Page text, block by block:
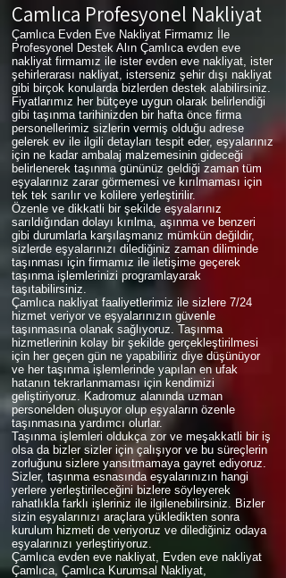
Çamlıca Profesyonel Nakliyat
Çamlıca Evden Eve Nakliyat Firmamız İle
Profesyonel Destek Alın Çamlıca evden eve
nakliyat firmamız ile ister evden eve nakliyat, ister
şehirlerarası nakliyat, isterseniz şehir dışı nakliyat
gibi birçok konularda bizlerden destek alabilirsiniz.
Fiyatlarımız her bütçeye uygun olarak belirlendiği
gibi taşınma tarihinizden bir hafta önce firma
personellerimiz sizlerin vermiş olduğu adrese
gelerek ev ile ilgili detayları tespit eder, eşyalarınız
için ne kadar ambalaj malzemesinin gideceği
belirlenerek taşınma gününüz geldiği zaman tüm
eşyalarınız zarar görmemesi ve kırılmaması için
tek tek sarılır ve kolilere yerleştirilir.
Özenle ve dikkatli bir şekilde eşyalarınız
sarıldığından dolayı kırılma, aşınma ve benzeri
gibi durumlarla karşılaşmanız mümkün değildir,
sizlerde eşyalarınızı dilediğiniz zaman diliminde
taşınması için firmamız ile iletişime geçerek
taşınma işlemlerinizi programlayarak
taşıtabilirsiniz.
Çamlıca nakliyat faaliyetlerimiz ile sizlere 7/24
hizmet veriyor ve eşyalarınızın güvenle
taşınmasına olanak sağlıyoruz. Taşınma
hizmetlerinin kolay bir şekilde gerçekleştirilmesi
için her geçen gün ne yapabiliriz diye düşünüyor
ve her taşınma işlemlerinde yapılan en ufak
hatanın tekrarlanmaması için kendimizi
geliştiriyoruz. Kadromuz alanında uzman
personelden oluşuyor olup eşyaların özenle
taşınmasına yardımcı olurlar.
Taşınma işlemleri oldukça zor ve meşakkatli bir iş
olsa da bizler sizler için çalışıyor ve bu süreçlerin
zorluğunu sizlere yansıtmamaya gayret ediyoruz.
Sizler, taşınma esnasında eşyalarınızın hangi
yerlere yerleştirileceğini bizlere söyleyerek
rahatlıkla farklı işleriniz ile ilgilenebilirsiniz. Bizler
sizin eşyalarınızı araçlara yükledikten sonra
kurulum hizmeti de veriyoruz ve dilediğiniz odaya
eşyalarınızı yerleştiriyoruz.
Çamlıca evden eve nakliyat, Evden eve nakliyat
Çamlıca, Çamlıca Kurumsal Nakliyat,